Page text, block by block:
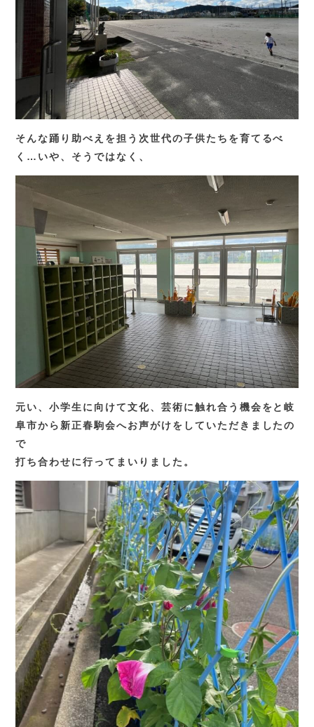
そんな踊り助べえを担う次世代の子供たちを育てるべ
く…いや、そうではなく、
元い、小学生に向けて文化、芸術に触れ合う機会をと岐
阜市から新正春駒会へお声がけをしていただきましたの
で
打ち合わせに行ってまいりました。